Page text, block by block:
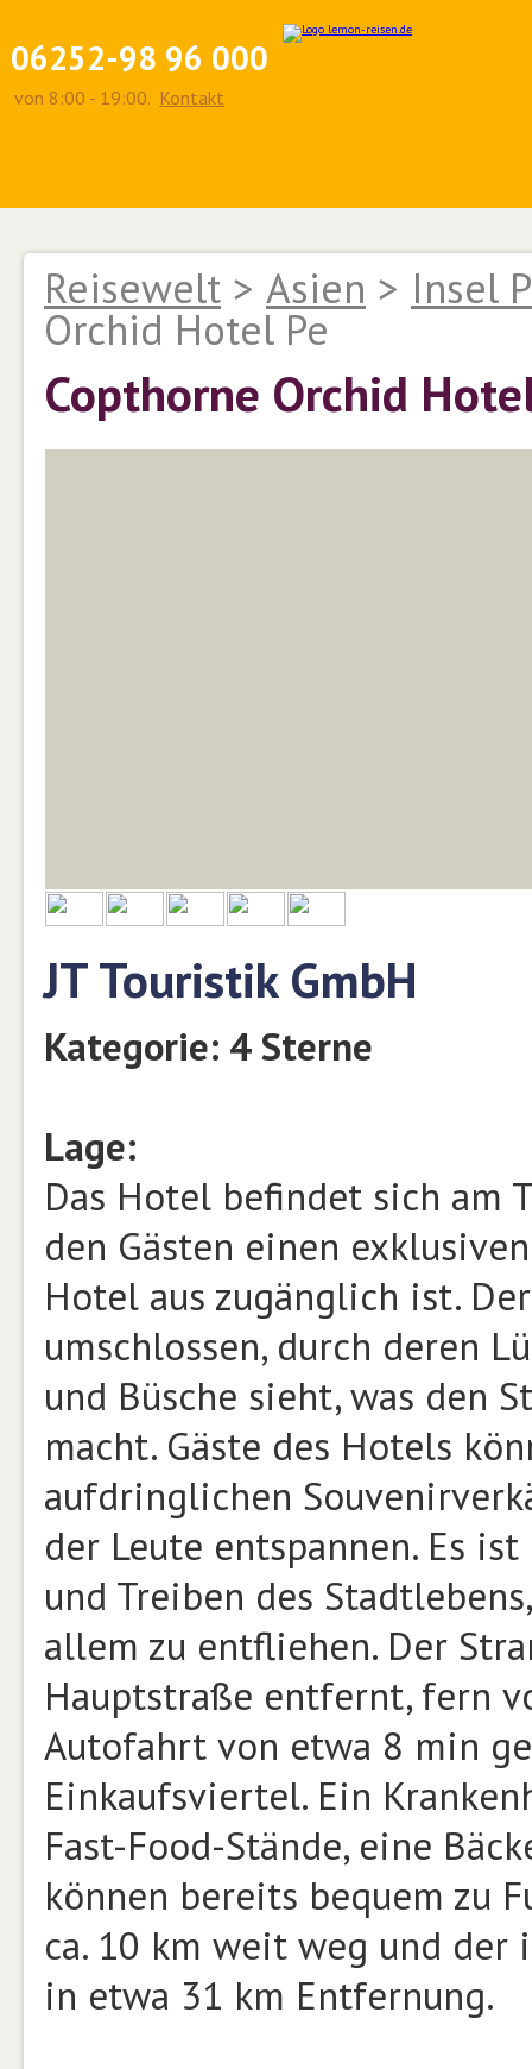
06252-98 96 000
von 8:00 - 19:00. Kontakt
Reisewelt > Asien > Insel
Orchid Hotel Pe
Copthorne Orchid
JT Touristik GmbH
Kategorie: 4 Sterne
Lage:
Das Hotel befindet sich am
den Gästen einen
Hotel aus zugänglich ist.
umschlossen, durch deren
und Büsche sieht, was den
macht. Gäste des Hotels
aufdringlichen
der Leute entspannen. Es
und Treiben des
allem zu entfliehen. Der
Hauptstraße entfernt, fern
Autofahrt von etwa 8 min
Einkaufsviertel. Ein
Fast-Food-Stände, eine
können bereits bequem zu
ca. 10 km weit weg und
in etwa 31 km Entfernung.